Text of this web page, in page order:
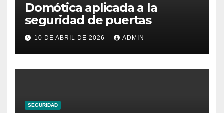
Domótica aplicada a la
seguridad de puertas
10 DE ABRIL DE 2026 ADMIN
SEGURIDAD